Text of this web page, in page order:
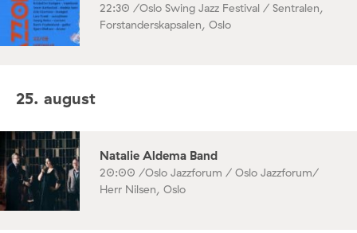
22:30 /Oslo Swing Jazz Festival / Sentralen,
Forstanderskapsalen, Oslo
25. august
Natalie Aldema Band
20:00 /Oslo Jazzforum / Oslo Jazzforum/
Herr Nilsen, Oslo